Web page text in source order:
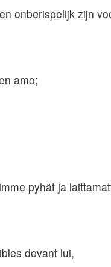
onberispelijk zijn
amo;
pyhät ja
devant lui,